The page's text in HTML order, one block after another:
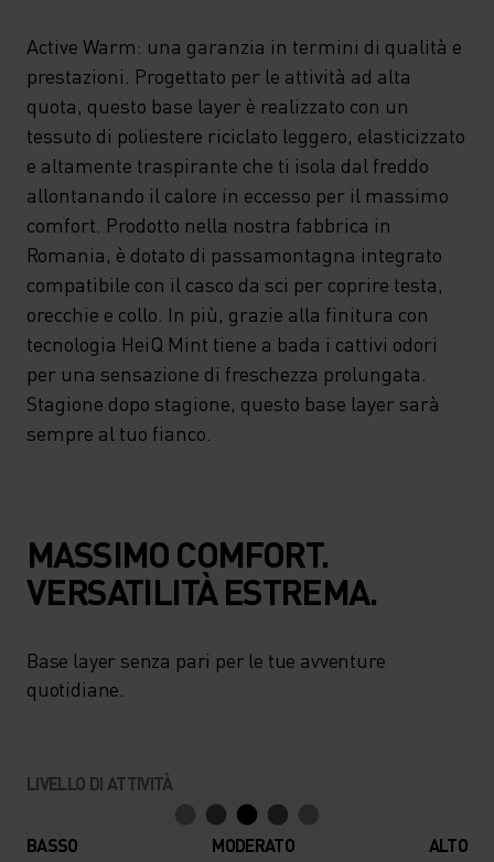
TESSUTO DI POLIESTERE
RICICLATO LEGGERO,
ELASTICIZZATO E ALTAMENTE
TRASPIRANTE CHE TI ISOLA
DAL FREDDO
ALLONTANANDO IL CALORE
IN ECCESSO PER IL MASSIMO
COMFORT. PRODOTTO NELLA
NOSTRA FABBRICA IN
ROMANIA, È DOTATO DI
PASSAMONTAGNA
COPRIRE TESTA, ORECCHIE E
COLLO. IN PIÙ, GRAZIE ALLA
FINITURA CON TECNOLOGIA
HEIQ MINT TIENE A BADA I
CATTIVI ODORI PER UNA
PROLUNGATA. STAGIONE
DOPO STAGIONE, QUESTO
BASE LAYER SARÀ SEMPRE
Active Warm: una garanzia in termini di qualità e
prestazioni. Progettato per le attività ad alta
quota, questo base layer è realizzato con un
tessuto di poliestere riciclato leggero, elasticizzato
e altamente traspirante che ti isola dal freddo
allontanando il calore in eccesso per il massimo
comfort. Prodotto nella nostra fabbrica in
Romania, è dotato di passamontagna integrato
compatibile con il casco da sci per coprire testa,
orecchie e collo. In più, grazie alla finitura con
tecnologia HeiQ Mint tiene a bada i cattivi odori
per una sensazione di freschezza prolungata.
Stagione dopo stagione, questo base layer sarà
sempre al tuo fianco.
MASSIMO COMFORT.
VERSATILITÀ ESTREMA.
Base layer senza pari per le tue avventure
quotidiane.
LIVELLO DI ATTIVITÀ
BASSO MODERATO ALTO